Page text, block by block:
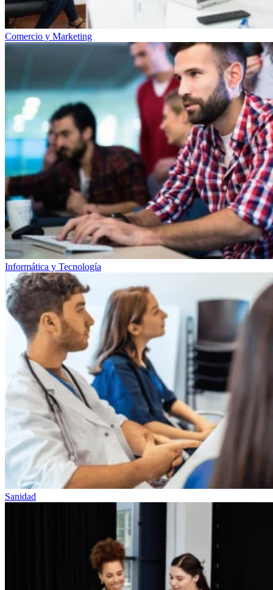
Comercio y Marketing
Informática y Tecnología
Sanidad